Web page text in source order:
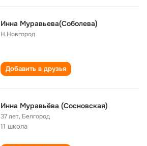
Инна Муравьева(Соболева)
Н.Новгород
Добавить в друзья
Инна Муравьёва (Сосновская)
37 лет, Белгород
11 школа